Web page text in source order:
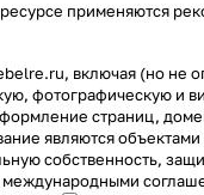
применяются
включая (но не
фотографическую и
страниц,
являются объектами
собственность,
международными